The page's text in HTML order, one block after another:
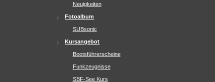
Neuigkeiten
Fotoalbum
SUBsonic
Kursangebot
Bootsführerscheine
Funkzeugnisse
SBF-See Kurs